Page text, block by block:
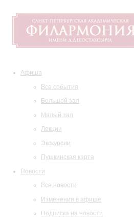
Афиша
Все события
Большой зал
Малый зал
Лекции
Экскурсии
Пушкинская карта
Новости
Все новости
Изменения в афише
Подписка на новости